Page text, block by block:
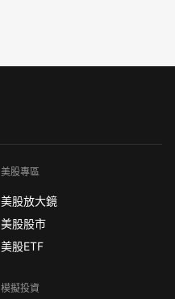
美股專區
美股放大鏡
美股股市
美股ETF
模擬投資